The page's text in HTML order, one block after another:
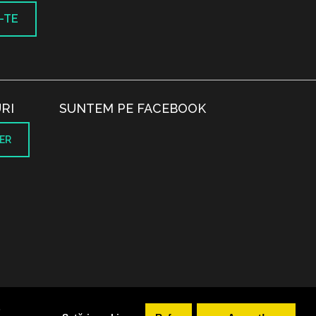
TE
SUNTEM PE FACEBOOK